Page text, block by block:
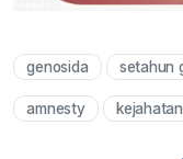
genosida setahun
amnesty